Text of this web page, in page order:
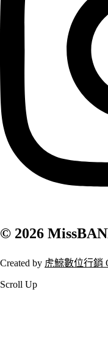
© 2026
Created by 虎鯨數位行銷
Scroll Up